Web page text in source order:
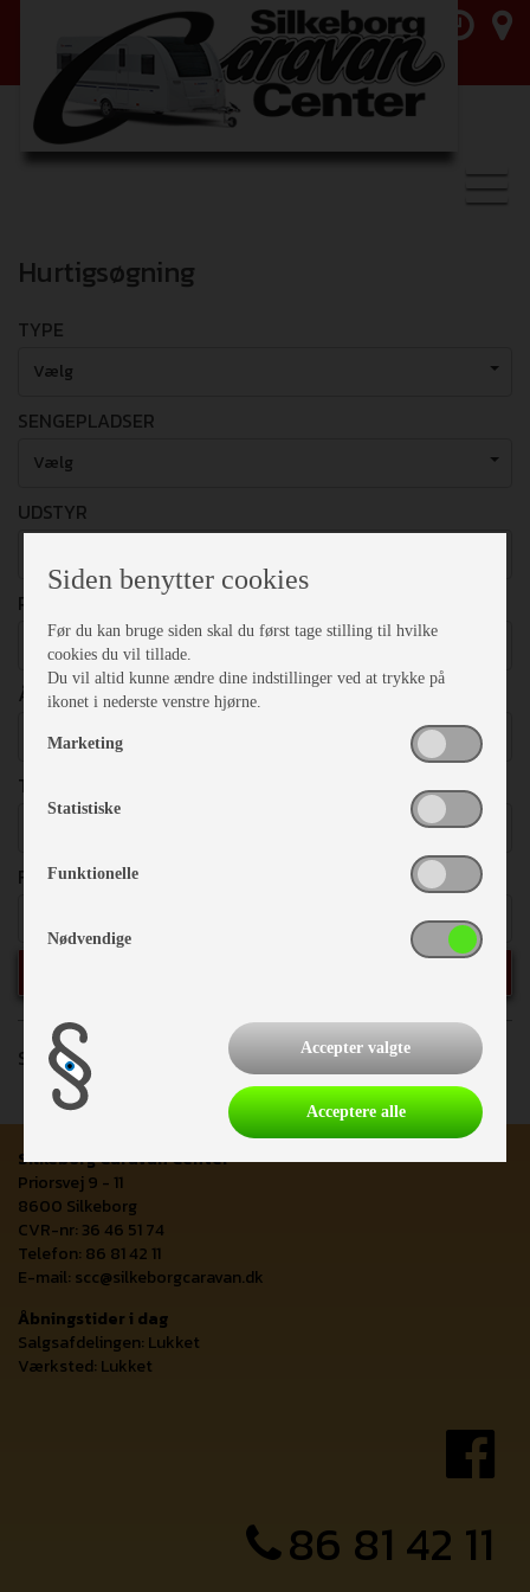
Hurtigsøgning
TYPE
Vælg
SENGEPLADSER
Vælg
UDSTYR
PRISER
Vælg
ÅRGANG
Vælg
TOTALVÆGT
FRITEKST
Sorter efter: Årgang Model
Silkeborg Caravan Center
Priorsvej 9 - 11
8600 Silkeborg
CVR-nr: 36 46 51 74
Telefon: 86 81 42 11
E-mail: scc@silkeborgcaravan.dk
Åbningstider i dag
Salgsafdelingen: Lukket
Værksted: Lukket
86 81 42 11
Siden benytter cookies
Før du kan bruge siden skal du først tage stilling til hvilke
cookies du vil tillade.
Du vil altid kunne ændre dine indstillinger ved at trykke på
ikonet i nederste venstre hjørne.
Marketing
Statistiske
Funktionelle
Nødvendige
Accepter valgte
Acceptere alle